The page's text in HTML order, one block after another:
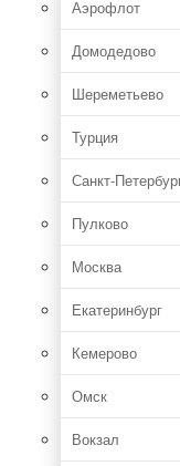
Аэрофлот
Домодедово
Шереметьево
Турция
Санкт-
Пулково
Москва
Екатеринбург
Кемерово
Омск
Вокзал